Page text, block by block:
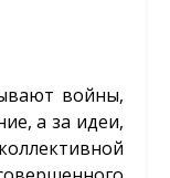
войны,
а за идеи,